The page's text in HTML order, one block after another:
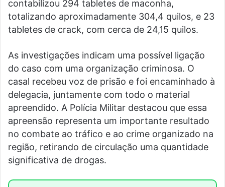
contabilizou 294 tabletes de maconha,
totalizando aproximadamente 304,4 quilos, e 23
tabletes de crack, com cerca de 24,15 quilos.
As investigações indicam uma possível ligação
do caso com uma organização criminosa. O
casal recebeu voz de prisão e foi encaminhado à
delegacia, juntamente com todo o material
apreendido. A Polícia Militar destacou que essa
apreensão representa um importante resultado
no combate ao tráfico e ao crime organizado na
região, retirando de circulação uma quantidade
significativa de drogas.